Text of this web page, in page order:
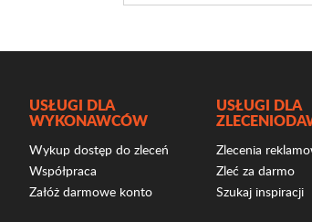
USŁUGI DLA
WYKONAWCÓW
Wykup dostęp do zleceń
Współpraca
Załóż darmowe konto
USŁUGI DLA
Zlecenia
Zleć za darmo
Szukaj inspiracji